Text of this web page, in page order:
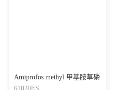
Amiprofos methyl 甲基胺草磷
61020ES